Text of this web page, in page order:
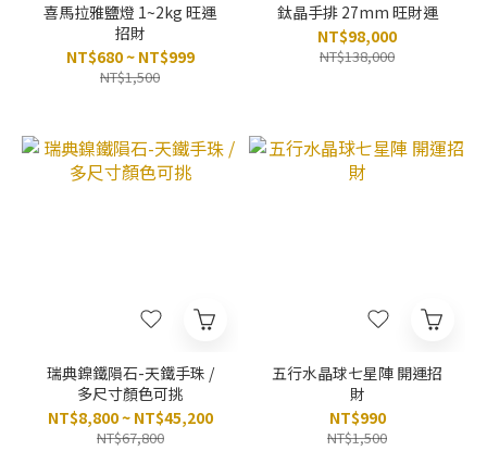
喜馬拉雅鹽燈 1~2kg 旺運
招財
NT$680 ~ NT$999
NT$1,500
鈦晶手排 27mm 旺財運
NT$98,000
NT$138,000
瑞典鎳鐵隕石-天鐵手珠 /
多尺寸顏色可挑
NT$8,800 ~ NT$45,200
NT$67,800
五行水晶球七星陣 開運招
財
NT$990
NT$1,500